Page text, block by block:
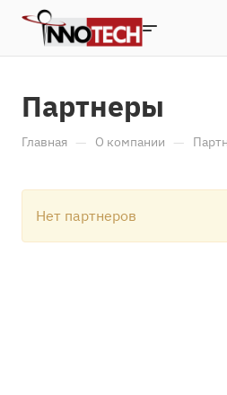
Партнеры
Главная — О компании —
Нет партнеров